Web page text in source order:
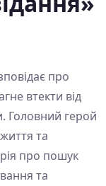
про
втекти від
Головний герой
та
про пошук
та